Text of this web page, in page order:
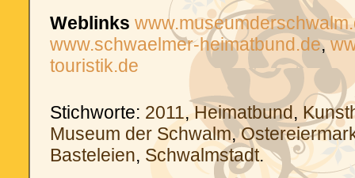
Weblinks
www.schwaelmer-heimatbund.de,
touristik.de
Stichworte: 2011,Heimatbund,
Museum der Schwalm,
Basteleien, Schwalmstadt.